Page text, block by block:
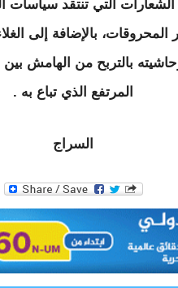
التي تنتقد سياسات
المحروقات، بالإضافة إلى
وحاشيته بالتربح من الهامش
المرتفع الذي تباع به .
السراج